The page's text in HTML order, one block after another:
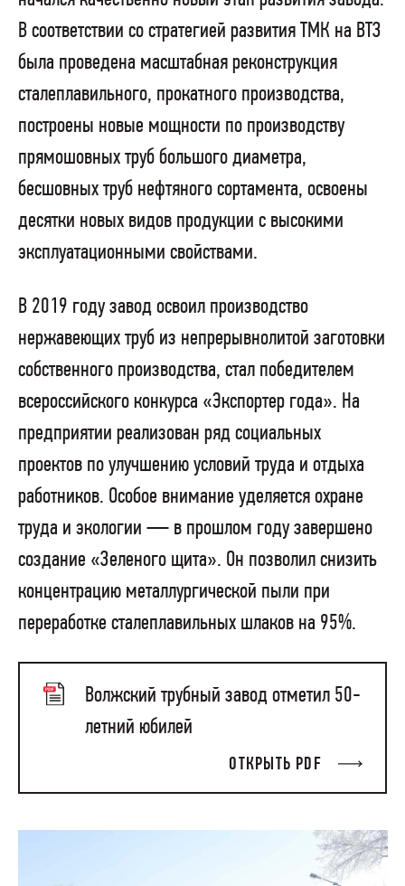
В соответствии со стратегией развития ТМК на ВТЗ
была проведена масштабная реконструкция
сталеплавильного, прокатного производства,
построены новые мощности по производству
прямошовных труб большого диаметра,
бесшовных труб нефтяного сортамента, освоены
десятки новых видов продукции с высокими
эксплуатационными свойствами.
В 2019 году завод освоил производство
нержавеющих труб из непрерывнолитой заготовки
собственного производства, стал победителем
всероссийского конкурса «Экспортер года». На
предприятии реализован ряд социальных
проектов по улучшению условий труда и отдыха
работников. Особое внимание уделяется охране
труда и экологии — в прошлом году завершено
создание «Зеленого щита». Он позволил снизить
концентрацию металлургической пыли при
переработке сталеплавильных шлаков на 95%.
Волжский трубный завод отметил 50-
летний юбилей
ОТКРЫТЬ PDF